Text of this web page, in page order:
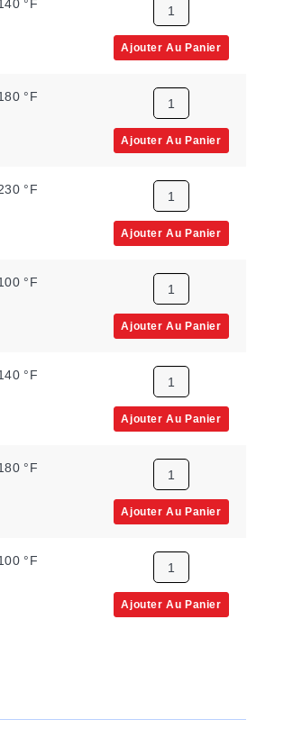
°F
Ajouter Au Panier
°F
Ajouter Au Panier
°F
Ajouter Au Panier
°F
Ajouter Au Panier
°F
Ajouter Au Panier
°F
Ajouter Au Panier
°F
Ajouter Au Panier